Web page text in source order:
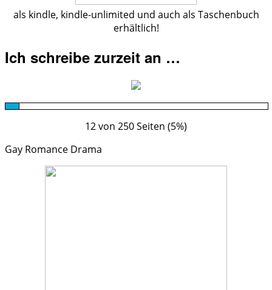
als kindle, kindle-unlimited und auch als Taschenbuch
erhältlich!
Ich schreibe zurzeit an …
12 von 250 Seiten (5%)
Gay Romance Drama